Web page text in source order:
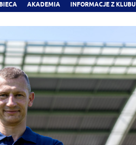
AKADEMIA INFORMACJE Z KLUBU